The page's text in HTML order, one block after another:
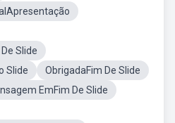
Slide
Slide
ObrigadaFim De Slide
EmFim De Slide